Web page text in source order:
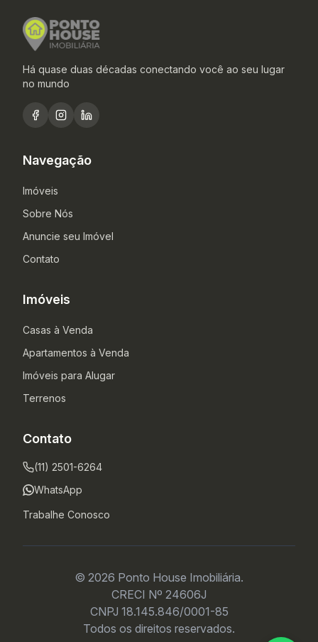
Há quase duas décadas conectando você ao seu lugar
no mundo
Navegação
Imóveis
Sobre Nós
Anuncie seu Imóvel
Contato
Imóveis
Casas à Venda
Apartamentos à Venda
Imóveis para Alugar
Terrenos
Contato
(11) 2501-6264
WhatsApp
Trabalhe Conosco
© 2026 Ponto House Imobiliária.
CRECI Nº 24606J
CNPJ 18.145.846/0001-85
Todos os direitos reservados.